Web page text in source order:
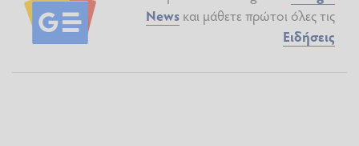
News και μάθετε πρώτοι όλες τις
Ειδήσεις